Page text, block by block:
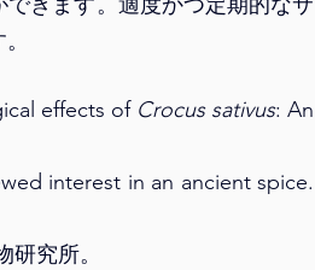
effects of Crocus sativus: An
究所。